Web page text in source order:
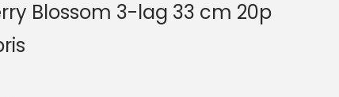
Blossom 3-lag 33 cm 20p